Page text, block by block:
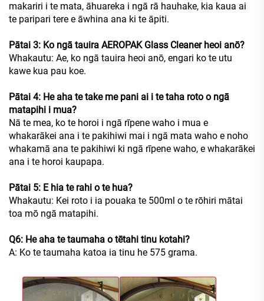
makariri i te mata, āhuareka i ngā rā hauhake, kia kaua ai
te paripari tere e āwhina ana ki te āpiti.
Pātai 3: Ko ngā tauira AEROPAK Glass Cleaner heoi anō?
Whakautu: Ae, ko ngā tauira heoi anō, engari ko te utu
kawe kua pau koe.
Pātai 4: He aha te take me pani ai i te taha roto o ngā
matapihi i mua?
Nā te mea, ko te horoi i ngā rīpene waho i mua e
whakarākei ana i te pakihiwi mai i ngā mata waho e noho
whakamā ana te pakihiwi ki ngā rīpene waho, e whakarākei
ana i te horoi kaupapa.
Pātai 5: E hia te rahi o te hua?
Whakautu: Kei roto i ia pouaka te 500ml o te rōhiri mātai
toa mō ngā matapihi.
Q6: He aha te taumaha o tētahi tinu kotahi?
A: Ko te taumaha katoa ia tinu he 575 grama.